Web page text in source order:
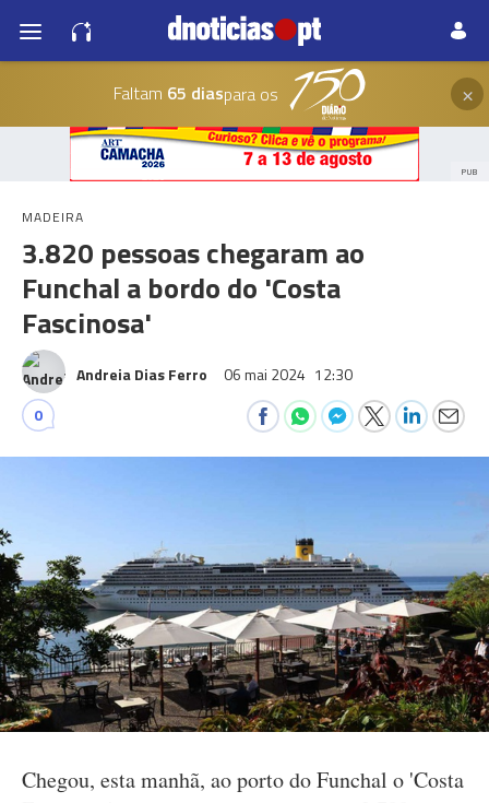
Faltam 65 diaspara os ×
PUB
MADEIRA
3.820 pessoas chegaram ao
Funchal a bordo do 'Costa
Fascinosa'
Andreia Dias Ferro 06 mai 2024 12:30
0
Chegou, esta manhã, ao porto do Funchal o 'Costa